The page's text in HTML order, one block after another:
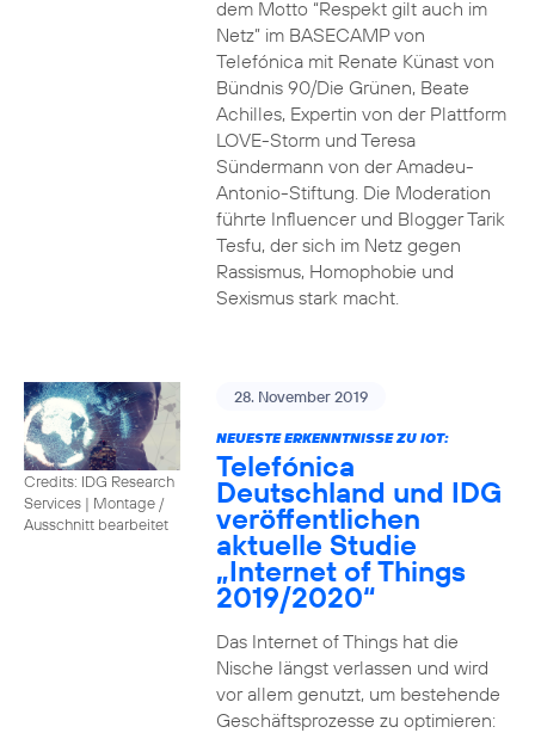
dem Motto “Respekt gilt auch im
Netz” im BASECAMP von
Telefónica mit Renate Künast von
Bündnis 90/Die Grünen, Beate
Achilles, Expertin von der Plattform
LOVE-Storm und Teresa
Sündermann von der Amadeu-
Antonio-Stiftung. Die Moderation
führte Influencer und Blogger Tarik
Tesfu, der sich im Netz gegen
Rassismus, Homophobie und
Sexismus stark macht.
Credits: IDG Research
Services | Montage /
Ausschnitt bearbeitet
28. November 2019
NEUESTE ERKENNTNISSE ZU IOT:
Telefónica
Deutschland und IDG
veröffentlichen
aktuelle Studie
„Internet of Things
2019/2020“
Das Internet of Things hat die
Nische längst verlassen und wird
vor allem genutzt, um bestehende
Geschäftsprozesse zu optimieren: